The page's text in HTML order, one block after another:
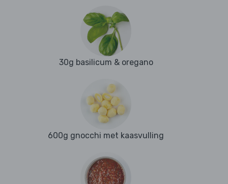
30g basilicum & oregano
600g gnocchi met kaasvulling